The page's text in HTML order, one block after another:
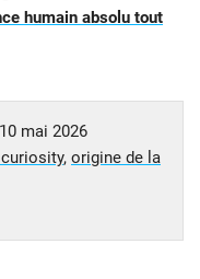
humain absolu tout
10 mai 2026
, origine de la